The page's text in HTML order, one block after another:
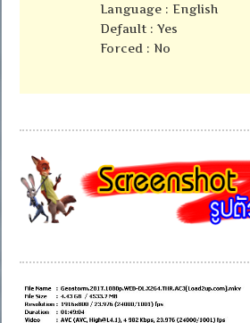
Language : English
Default : Yes
Forced : No